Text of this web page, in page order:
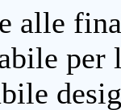
alle